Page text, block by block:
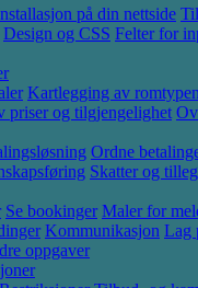
på din nettside
Design og CSS Felter for
Kartlegging av
priser og tilgjengelighet
Ordne
Skatter og
Se bookinger Maler for
Kommunikasjon Lag
oppgaver